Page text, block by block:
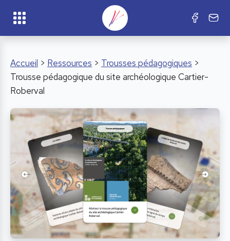
Accueil > Ressources > Trousses pédagogiques >
Trousse pédagogique du site archéologique Cartier-
Roberval